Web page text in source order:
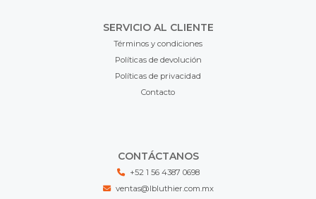
SERVICIO AL CLIENTE
Términos y condiciones
Políticas de devolución
Políticas de privacidad
Contacto
CONTÁCTANOS
+52 1 56 4387 0698
ventas@lbluthier.com.mx